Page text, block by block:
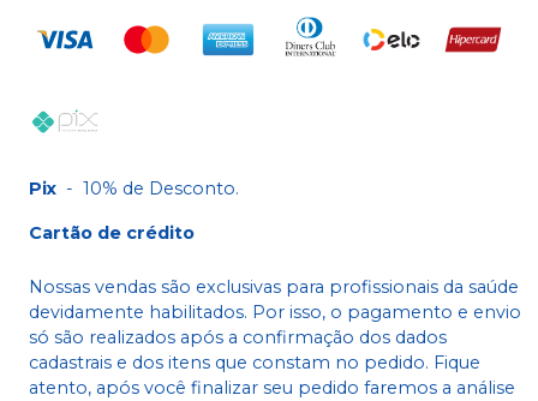
Pix - 10% de Desconto.
Cartão de crédito
Nossas vendas são exclusivas para profissionais da saúde
devidamente habilitados. Por isso, o pagamento e envio
só são realizados após a confirmação dos dados
cadastrais e dos itens que constam no pedido. Fique
atento, após você finalizar seu pedido faremos a análise